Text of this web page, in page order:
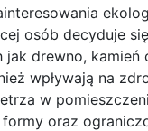
osób decyduje
drewno, kamień
wpływają na
w
oraz